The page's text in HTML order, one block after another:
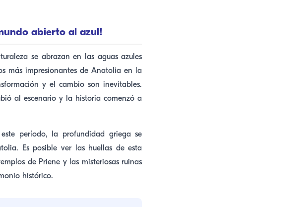
abierto al azul!
se abrazan en las aguas azules
más impresionantes de Anatolia en la
y el cambio son inevitables.
al escenario y la historia comenzó a
período, la profundidad griega se
Es posible ver las huellas de esta
de Priene y las misteriosas ruinas
histórico.